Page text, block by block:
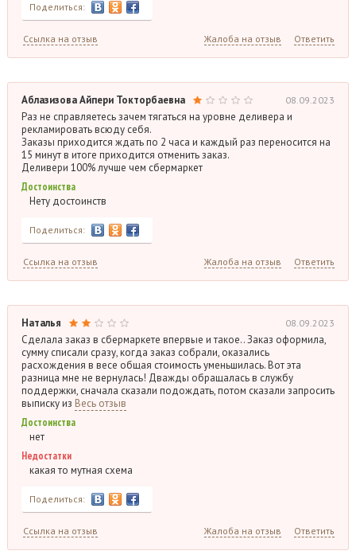
Поделиться:
Ссылка на отзыв Жалоба на отзыв Ответить
Аблазизова Айпери Токторбаевна 08.09.2023
Раз не справляетесь зачем тягаться на уровне деливера и
рекламировать всюду себя.
Заказы приходится ждать по 2 часа и каждый раз переносится на
15 минут в итоге приходится отменить заказ.
Деливери 100% лучше чем сбермаркет
Достоинства
Нету достоинств
Поделиться:
Ссылка на отзыв Жалоба на отзыв Ответить
Наталья 08.09.2023
Сделала заказ в сбермаркете впервые и такое.. Заказ оформила,
сумму списали сразу, когда заказ собрали, оказались
расхождения в весе общая стоимость уменьшилась. Вот эта
разница мне не вернулась! Дважды обращалась в службу
поддержки, сначала сказали подождать, потом сказали запросить
выписку из Весь отзыв
Достоинства
нет
Недостатки
какая то мутная схема
Поделиться:
Ссылка на отзыв Жалоба на отзыв Ответить